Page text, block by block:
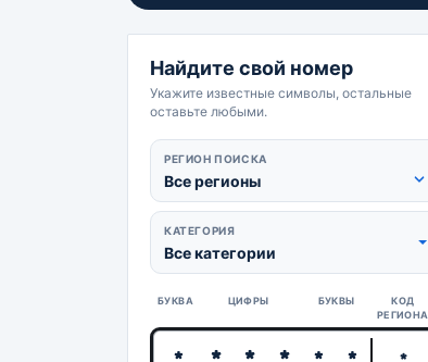
Найдите свой номер
Укажите известные символы, остальные
оставьте любыми.
РЕГИОН ПОИСКА
Все регионы
КАТЕГОРИЯ
Все категории
БУКВА ЦИФРЫ БУКВЫ
КОД
РЕГИОНА